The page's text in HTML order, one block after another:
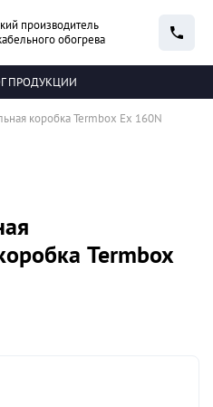
производитель
обогрева
ПРОДУКЦИИ
коробка Termbox Ex 160N
Termbox